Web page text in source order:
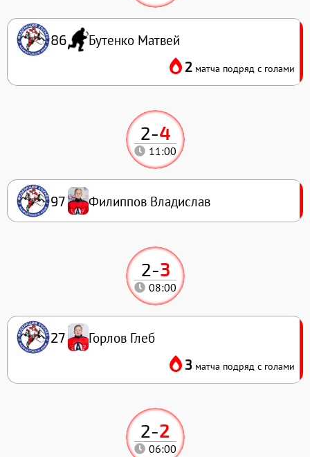
2-2
06:00
2-3
08:00
27 Горлов Глеб
3 матча подряд с голами
2-4
11:00
97 Филиппов Владислав
86 Бутенко Матвей
2 матча подряд с голами